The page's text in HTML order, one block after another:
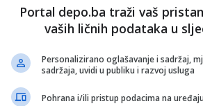
Portal depo.ba traži vaš
vaših ličnih podataka u
Personalizirano oglašavanje i sadržaj,
sadržaja, uvidi u publiku i razvoj usluga
Pohrana i/ili pristup podacima na uređaju